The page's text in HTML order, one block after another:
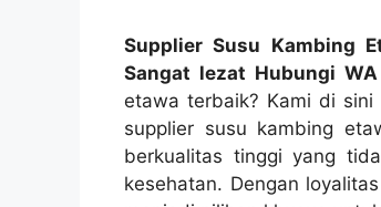
Supplier Susu Kambing
Sangat lezat Hubungi
etawa terbaik? Kami di
supplier susu kambing
berkualitas tinggi yang
kesehatan. Dengan